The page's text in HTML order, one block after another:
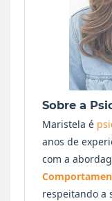
Sobre a
Maristela é
anos de
com a
respeitando a